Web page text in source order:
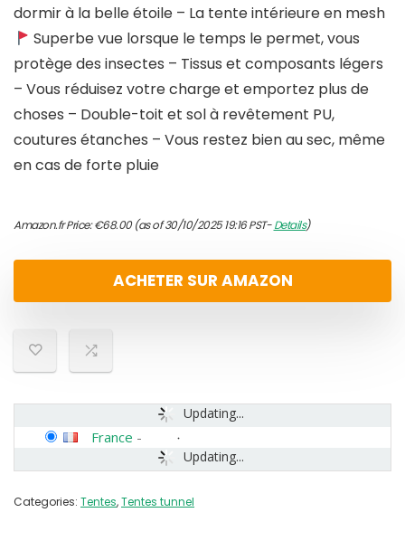
dormir à la belle étoile – La tente intérieure en mesh
Superbe vue lorsque le temps le permet, vous
protège des insectes – Tissus et composants légers
– Vous réduisez votre charge et emportez plus de
choses – Double-toit et sol à revêtement PU,
coutures étanches – Vous restez bien au sec, même
en cas de forte pluie
Amazon.fr Price:€68.00(as of 30/10/2025 19:16 PST-Details)
ACHETER SUR AMAZON
Updating...
Updating...
France -
Categories: Tentes,Tentes tunnel